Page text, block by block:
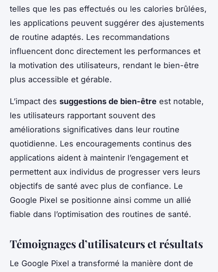
telles que les pas effectués ou les calories brûlées,
les applications peuvent suggérer des ajustements
de routine adaptés. Les recommandations
influencent donc directement les performances et
la motivation des utilisateurs, rendant le bien-être
plus accessible et gérable.
L’impact des suggestions de bien-être est notable,
les utilisateurs rapportant souvent des
améliorations significatives dans leur routine
quotidienne. Les encouragements continus des
applications aident à maintenir l’engagement et
permettent aux individus de progresser vers leurs
objectifs de santé avec plus de confiance. Le
Google Pixel se positionne ainsi comme un allié
fiable dans l’optimisation des routines de santé.
Témoignages d’utilisateurs et résultats
Le Google Pixel a transformé la manière dont de